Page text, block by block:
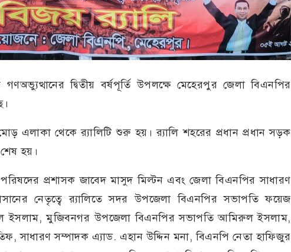
দ্বিতীয় বর্ষপূর্তি উপলক্ষে মেহেরপুর জেলা বিএনপির
এলাকা থেকে র‍্যালিটি শুরু হয়। র‍্যালি শহরের প্রধান প্রধান সড়ক
হয়।
প্রশাসক জাবেদ মাসুদ মিল্টন এবং জেলা বিএনপির সাধারণ
নেতৃত্বে র‍্যালিতে সদর উপজেলা বিএনপির সভাপতি ফয়েজ
ইসলাম, মুজিবনগর উপজেলা বিএনপির সভাপতি আমিরুল ইসলাম,
সাধারণ সম্পাদক এ্যাড. এহান উদ্দিন মনা, বিএনপি নেতা হাফিজুর